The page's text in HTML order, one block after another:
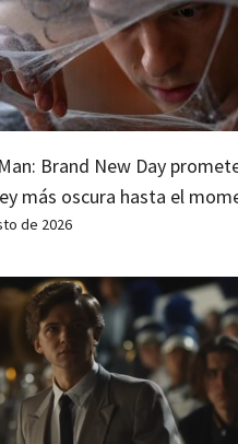
Brand New Day
más oscura hasta el
de 2026